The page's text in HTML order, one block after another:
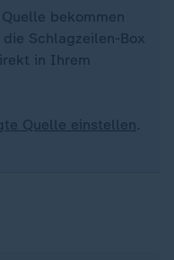
bekommen
Schlagzeilen-Box
in Ihrem
Quelle einstellen.